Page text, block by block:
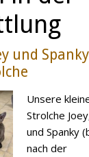
und
Unsere
Strolche
und Spanky
nach der